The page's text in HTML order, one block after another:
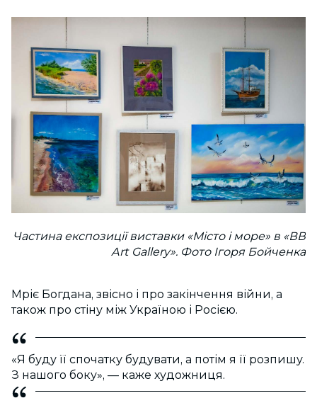
Частина експозиції виставки «Місто і море» в «ВВ
Art Gallery». Фото Ігоря Бойченка
Мріє Богдана, звісно і про закінчення війни, а
також про стіну між Україною і Росією.
«Я буду її спочатку будувати, а потім я її розпишу.
З нашого боку», — каже художниця.